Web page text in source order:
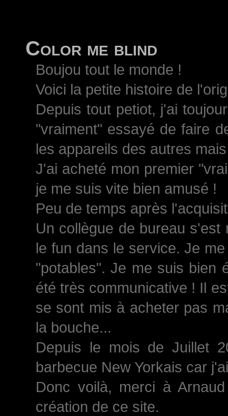
Color me blind
Boujou tout le monde !
Voici la petite histoire de
Depuis tout petiot, j'ai
"vraiment" essayé de faire
les appareils des autres
J'ai acheté mon premier
je me suis vite bien amusé !
Peu de temps après
Un collègue de bureau
le fun dans le service. Je
"potables". Je me suis bien
été très communicative ! Il
se sont mis à acheter pas
la bouche...
Depuis le mois de Juillet
barbecue New Yorkais car
Donc voilà, merci à
création de ce site.